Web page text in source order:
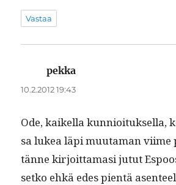
Vastaa
pekka
10.2.2012 19:43
Ode, kaikel­la kun­nioituk­sel­la,
sa lukea läpi muu­ta­man viime
tänne kir­joit­ta­masi jutut
setko ehkä edes pien­tä